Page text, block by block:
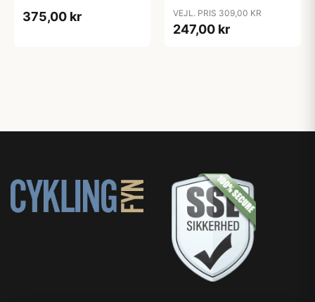
XXL
375,00 kr VEJL. PRIS 309,00 KR
247,00 kr